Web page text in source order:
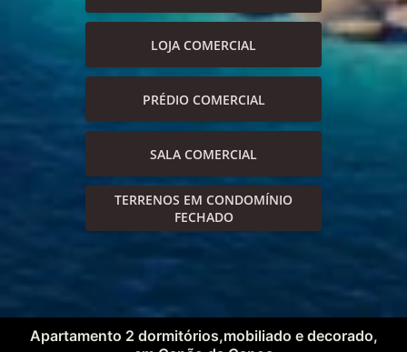
LOJA COMERCIAL
PRÉDIO COMERCIAL
SALA COMERCIAL
TERRENOS EM CONDOMÍNIO
FECHADO
Apartamento 2 dormitórios,mobiliado e decorado,